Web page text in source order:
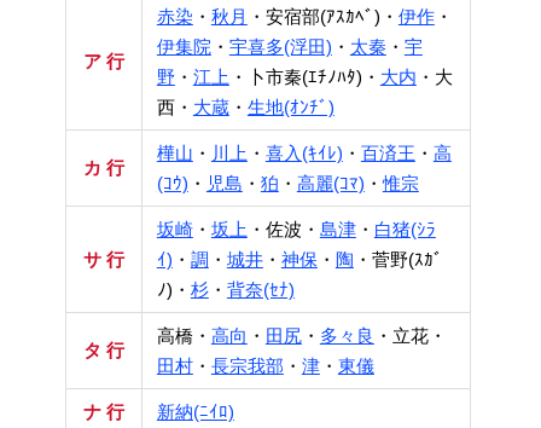
ア 行
赤染 ・ 秋月 ・安宿部(ｱｽｶﾍﾞ)・ 伊作・
伊集院 ・ 宇喜多(浮田) ・ 太秦 ・ 宇
野・ 江上 ・卜市秦(ｴﾁﾉﾊﾀ)・ 大内 ・大
西・ 大蔵・ 生地(ｵﾝﾁﾞ)
カ 行
樺山 ・ 川上 ・ 喜入(ｷｲﾚ) ・ 百済王 ・ 高
(ｺｳ) ・ 児島 ・ 狛 ・ 高麗(ｺﾏ) ・惟宗
サ 行
坂崎・ 坂上 ・佐波・ 島津・ 白猪(ｼﾗ
ｲ) ・ 調 ・ 城井・ 神保 ・ 陶 ・菅野(ｽｶﾞ
ﾉ)・ 杉・ 背奈(ｾﾅ)
タ 行
高橋・ 高向 ・ 田尻・ 多々良 ・立花・
田村・ 長宗我部 ・ 津・ 東儀
ナ 行 新納(ﾆｲﾛ)